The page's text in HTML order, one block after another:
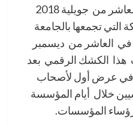
كشك رقمي في تونس في العاشر من جويلية 2018
التي تجمعها بالجامعة
العاشر من ديسمبر
هذا الكشك الرقمي بعد
في عرض أول لأصحاب
خلال أيام المؤسسة
المؤسسات.